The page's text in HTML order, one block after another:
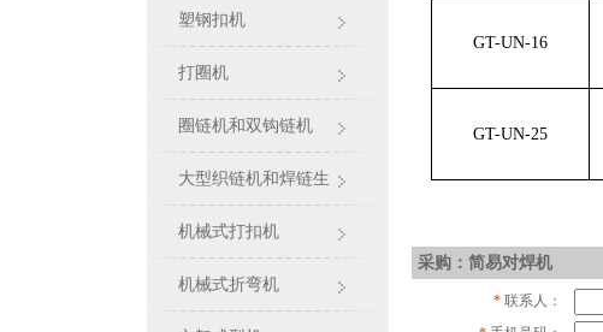
GT-UN-16
GT-UN-25
采购：简易对焊机
* 联系人：
塑钢扣机
打圈机
圈链机和双钩链机
大型织链机和焊链生
产线
机械式打扣机
机械式折弯机